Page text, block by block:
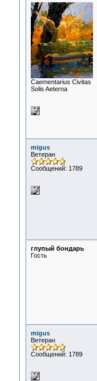
Сaementarius Civitas
Solis Aeterna
migus
Ветеран
Сообщений: 1789
глупый бондарь
Гость
migus
Ветеран
Сообщений: 1789